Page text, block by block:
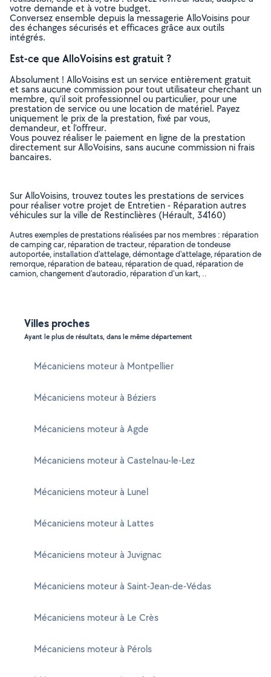
votre demande et à votre budget.
Conversez ensemble depuis la messagerie AlloVoisins pour
des échanges sécurisés et efficaces grâce aux outils
intégrés.
Est-ce que AlloVoisins est gratuit ?
Absolument ! AlloVoisins est un service entièrement gratuit
et sans aucune commission pour tout utilisateur cherchant un
membre, qu’il soit professionnel ou particulier, pour une
prestation de service ou une location de matériel. Payez
uniquement le prix de la prestation, fixé par vous,
demandeur, et l’offreur.
Vous pouvez réaliser le paiement en ligne de la prestation
directement sur AlloVoisins, sans aucune commission ni frais
bancaires.
Sur AlloVoisins, trouvez toutes les prestations de services
pour réaliser votre projet de Entretien - Réparation autres
véhicules sur la ville de Restinclières (Hérault, 34160)
Autres exemples de prestations réalisées par nos membres : réparation
de camping car, réparation de tracteur, réparation de tondeuse
autoportée, installation d'attelage, démontage d'attelage, réparation de
remorque, réparation de bateau, réparation de quad, réparation de
camion, changement d'autoradio, réparation d'un kart, ..
Villes proches
Ayant le plus de résultats, dans le même département
Mécaniciens moteur à Montpellier
Mécaniciens moteur à Béziers
Mécaniciens moteur à Agde
Mécaniciens moteur à Castelnau-le-Lez
Mécaniciens moteur à Lunel
Mécaniciens moteur à Lattes
Mécaniciens moteur à Juvignac
Mécaniciens moteur à Saint-Jean-de-Védas
Mécaniciens moteur à Le Crès
Mécaniciens moteur à Pérols